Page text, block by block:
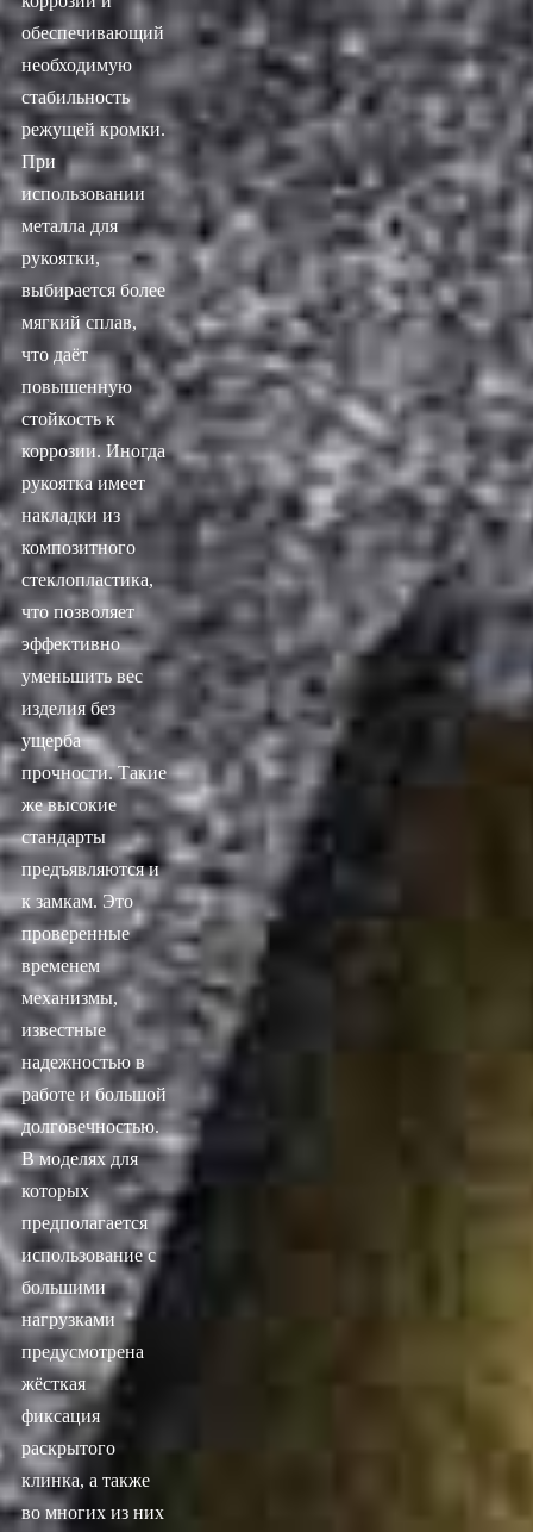
обеспечивающий
необходимую
стабильность
режущей кромки.
При
использовании
металла для
рукоятки,
выбирается более
мягкий сплав,
что даёт
повышенную
стойкость к
коррозии. Иногда
рукоятка имеет
накладки из
композитного
стеклопластика,
что позволяет
эффективно
уменьшить вес
изделия без
ущерба
прочности. Такие
же высокие
стандарты
предъявляются и
к замкам. Это
проверенные
временем
механизмы,
известные
надежностью в
работе и большой
долговечностью.
В моделях для
которых
предполагается
использование с
большими
нагрузками
предусмотрена
жёсткая
фиксация
раскрытого
клинка, а также
во многих из них